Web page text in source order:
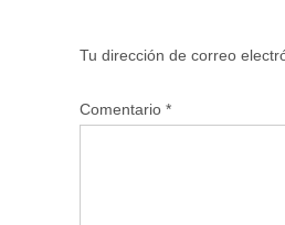
Tu dirección de correo
Comentario *